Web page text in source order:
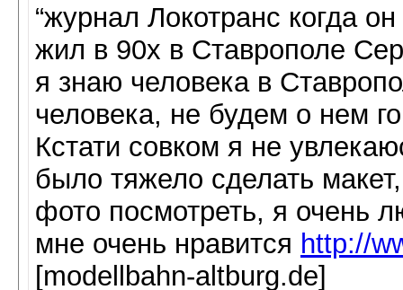
“журнал Локотранс когда
жил в 90х в Ставрополе
я знаю человека в
человека, не будем о нем
Кстати совком я не
было тяжело сделать
фото посмотреть, я очень
мне очень нравится http://
[modellbahn-altburg.de]